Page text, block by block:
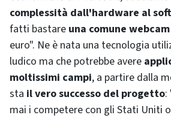
complessità dall'hardware al
fatti bastare una comune webcam
euro". Ne è nata una tecnologia
ludico ma che potrebbe avere
moltissimi campi, a partire dalla
sta il vero successo del progetto:
mai i competere con gli Stati Uniti